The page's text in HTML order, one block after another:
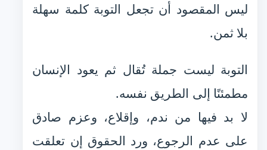
ليس المقصود أن تجعل التوبة كلمة سهلة
بلا ثمن.
التوبة ليست جملة تُقال ثم يعود الإنسان
مطمئنًا إلى الطريق نفسه.
لا بد فيها من ندم، وإقلاع، وعزم صادق
على عدم الرجوع، ورد الحقوق إن تعلقت